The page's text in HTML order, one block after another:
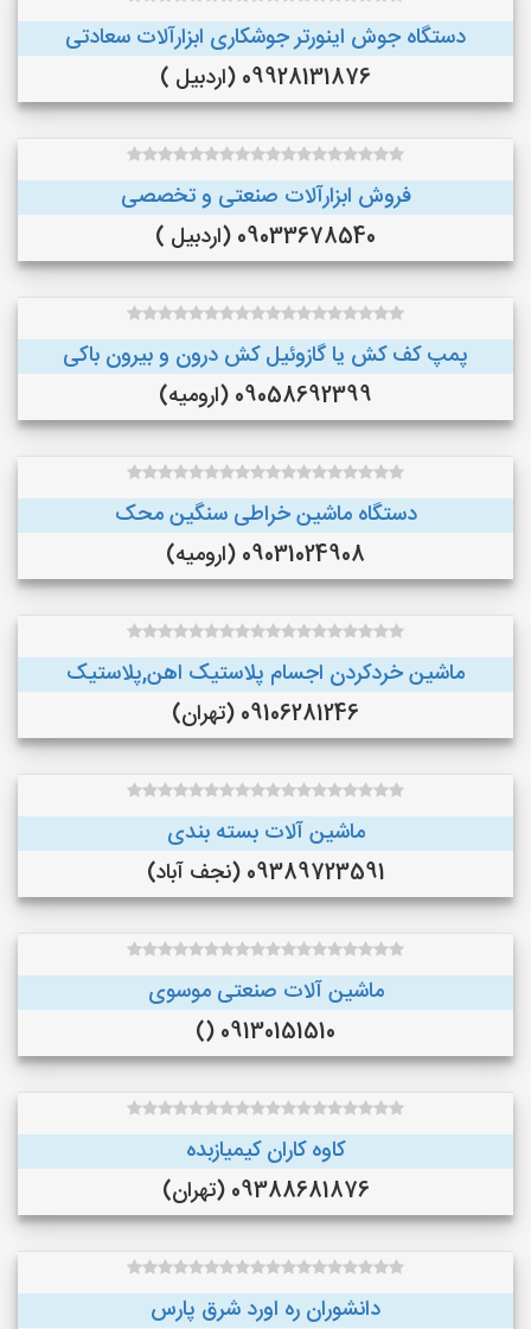
دستگاه جوش اینورتر جوشکاری ابزارآلات سعادتی
09928131876 (اردبیل )
فروش ابزارآلات صنعتی و تخصصی
09033678540 (اردبیل )
پمپ کف کش یا گازوئیل کش درون و بیرون باکی
09058692399 (ارومیه)
دستگاه ماشین خراطی سنگین محک
09031024908 (ارومیه)
ماشین خردکردن اجسام پلاستیک اهن,پلاستیک
09106281246 (تهران)
ماشین آلات بسته بندی
09389723591 (نجف‌ آباد)
ماشین آلات صنعتی موسوی
09130151510 ()
کاوه کاران کیمیازبده
09388681876 (تهران)
دانشوران ره اورد شرق پارس